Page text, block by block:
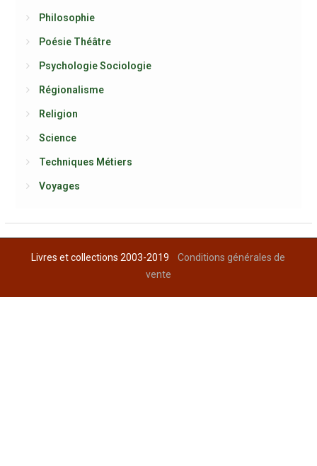
Philosophie
Poésie Théâtre
Psychologie Sociologie
Régionalisme
Religion
Science
Techniques Métiers
Voyages
Livres et collections 2003-2019Conditions générales de
vente